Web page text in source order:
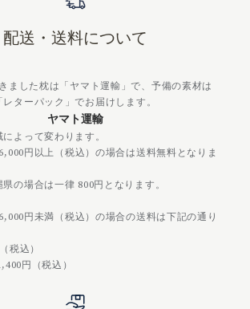
配送・送料について
ました枕は「ヤマト運輸」で、予備の素材は
「レターパック」でお届けします。
ヤマト運輸
よって変わります。
円以上（税込）の場合は送料無料となりま
の場合は一律 800円となります。
円未満（税込）の場合の送料は下記の通り
税込）
円（税込）